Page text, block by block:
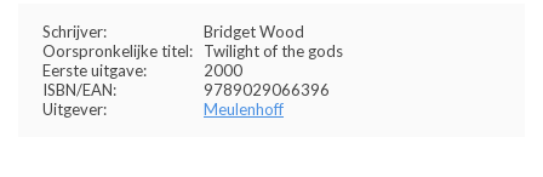
Schrijver:
Bridget Wood
Oorspronkelijke titel:
Twilight of the gods
Eerste uitgave:
2000
ISBN/EAN:
9789029066396
Uitgever:
Meulenhoff